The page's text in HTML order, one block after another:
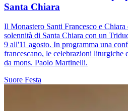
Santa Chiara
Il Monastero Santi Francesco e
solennità di Santa Chiara con un
9 all'11 agosto. In programma una
francescano, le celebrazioni liturgiche
da mons. Paolo Martinelli.
Suore Festa